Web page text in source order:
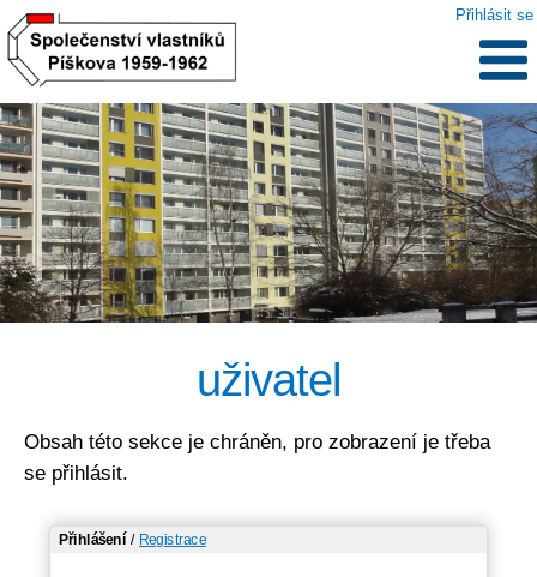
.
Přihlásit se
uživatel
Obsah této sekce je chráněn, pro zobrazení je třeba
se přihlásit.
Přihlášení / Registrace